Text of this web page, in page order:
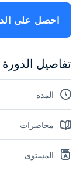
احصل على
تفاصيل الدورة
المدة
محاضرات
المستوى